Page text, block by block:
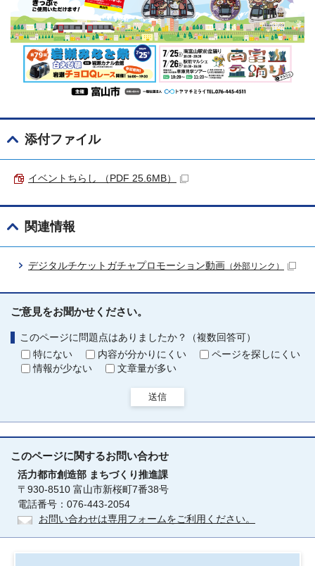
添付ファイル
イベントちらし （PDF 25.6MB）
関連情報
デジタルチケットガチャプロモーション動画 （外部リンク）
ご意見をお聞かせください。
このページに問題点はありましたか？（複数回答可）
特にない
内容が分かりにくい
ページを探しにくい
情報が少ない
文章量が多い
送信
このページに関するお問い合わせ
活力都市創造部 まちづくり推進課
〒930-8510 富山市新桜町7番38号
電話番号：076-443-2054
お問い合わせは専用フォームをご利用ください。